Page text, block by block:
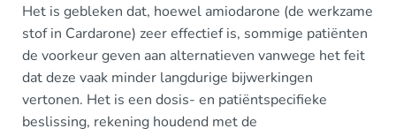
Het is gebleken dat, hoewel amiodarone (de werkzame
stof in Cardarone) zeer effectief is, sommige patiënten
de voorkeur geven aan alternatieven vanwege het feit
dat deze vaak minder langdurige bijwerkingen
vertonen. Het is een dosis- en patiëntspecifieke
beslissing, rekening houdend met de